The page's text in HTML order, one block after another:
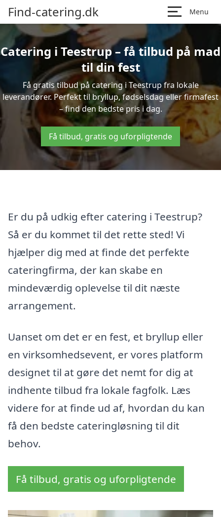
Find-catering.dk Menu
Catering i Teestrup – få tilbud på mad
til din fest
Få gratis tilbud på catering i Teestrup fra lokale
leverandører. Perfekt til bryllup, fødselsdag eller firmafest
– find den bedste pris i dag.
Få tilbud, gratis og uforpligtende
Er du på udkig efter catering i Teestrup?
Så er du kommet til det rette sted! Vi
hjælper dig med at finde det perfekte
cateringfirma, der kan skabe en
mindeværdig oplevelse til dit næste
arrangement.
Uanset om det er en fest, et bryllup eller
en virksomhedsevent, er vores platform
designet til at gøre det nemt for dig at
indhente tilbud fra lokale fagfolk. Læs
videre for at finde ud af, hvordan du kan
få den bedste cateringløsning til dit
behov.
Få tilbud, gratis og uforpligtende